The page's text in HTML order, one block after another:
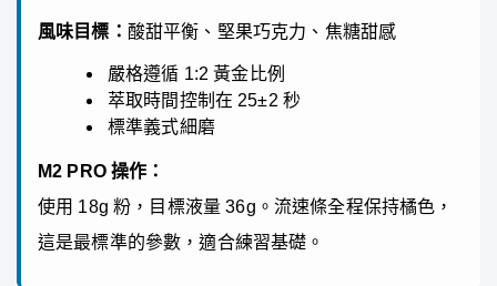
風味目標： 酸甜平衡、堅果巧克力、焦糖甜感
嚴格遵循 1:2 黃金比例
萃取時間控制在 25±2 秒
標準義式細磨
M2 PRO 操作：
使用 18g 粉，目標液量 36g。流速條全程保持橘色，
這是最標準的參數，適合練習基礎。